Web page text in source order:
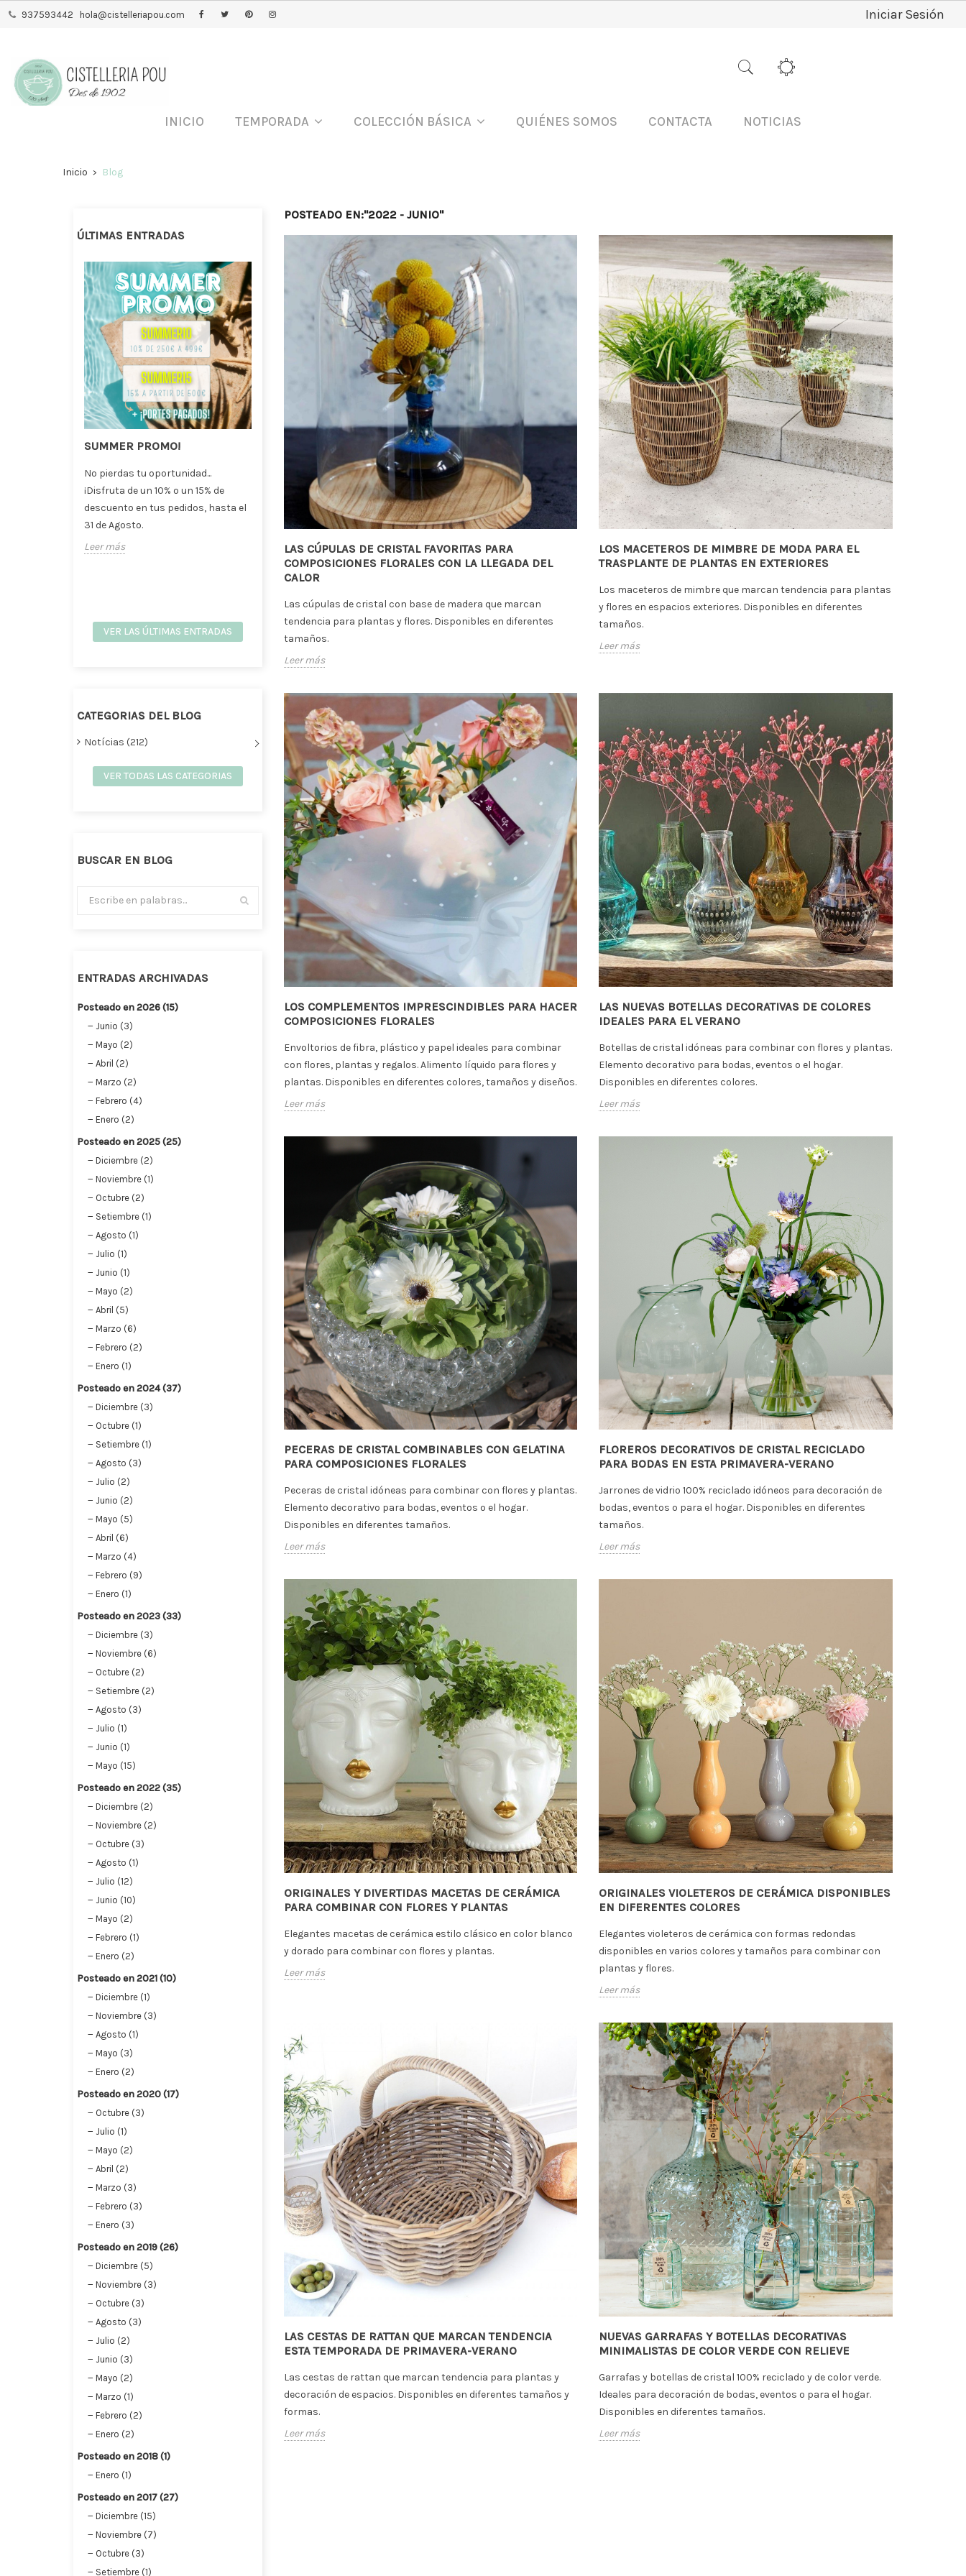
937593442 hola@cistelleriapou.com Iniciar Sesión
INICIO TEMPORADA COLECCIÓN BÁSICA QUIÉNES SOMOS CONTACTA NOTICIAS
Inicio Blog
ÚLTIMAS ENTRADAS
SUMMER PROMO!
No pierdas tu oportunidad...
¡Disfruta de un 10% o un 15% de
descuento en tus pedidos, hasta el
31 de Agosto.
Leer más
Jarrón de Cerámica para
floristería. La Elegancia
Natural que Marca Tendencia
La decoración inspirada en la
naturaleza continúa siendo una de
interiorismo, y este...
Leer más
KENZAN o ARO FAKIR: LA BASE
PERFECTA PARA ARREGLOS
FLORALES ELEGANTES
El kenzan o aro fakir podrás crear
hermosos , ligeros y singulares
flores, ramitas y...
Proveedor Maceta de
terracota toscana para
floristería
Con un encanto rústico innegable,
la maceta de terracota toscana
tanto a...
VER LAS ÚLTIMAS ENTRADAS
CATEGORIAS DEL BLOG
Notícias (212)
VER TODAS LAS CATEGORIAS
BUSCAR EN BLOG
ENTRADAS ARCHIVADAS
Posteado en 2026 (15)
Junio (3)
Mayo (2)
Abril (2)
Marzo (2)
Febrero (4)
Enero (2)
Posteado en 2025 (25)
Diciembre (2)
Noviembre (1)
Octubre (2)
Setiembre (1)
Agosto (1)
Julio (1)
Junio (1)
Mayo (2)
Abril (5)
Marzo (6)
Febrero (2)
Enero (1)
Posteado en 2024 (37)
Diciembre (3)
Octubre (1)
Setiembre (1)
Agosto (3)
Julio (2)
Junio (2)
Mayo (5)
Abril (6)
Marzo (4)
Febrero (9)
Enero (1)
Posteado en 2023 (33)
Diciembre (3)
Noviembre (6)
Octubre (2)
Setiembre (2)
Agosto (3)
Julio (1)
Junio (1)
Mayo (15)
Posteado en 2022 (35)
Diciembre (2)
Noviembre (2)
Octubre (3)
Agosto (1)
Julio (12)
Junio (10)
Mayo (2)
Febrero (1)
Enero (2)
Posteado en 2021 (10)
Diciembre (1)
Noviembre (3)
Agosto (1)
Mayo (3)
Enero (2)
Posteado en 2020 (17)
Octubre (3)
Julio (1)
Mayo (2)
Abril (2)
Marzo (3)
Febrero (3)
Enero (3)
Posteado en 2019 (26)
Diciembre (5)
Noviembre (3)
Octubre (3)
Agosto (3)
Julio (2)
Junio (3)
Mayo (2)
Marzo (1)
Febrero (2)
Enero (2)
Posteado en 2018 (1)
Enero (1)
Posteado en 2017 (27)
Diciembre (15)
Noviembre (7)
Octubre (3)
Setiembre (1)
POSTEADO EN:"2022 - JUNIO"
LAS CÚPULAS DE CRISTAL FAVORITAS PARA
COMPOSICIONES FLORALES CON LA LLEGADA DEL
CALOR
Las cúpulas de cristal con base de madera que marcan
tendencia para plantas y flores. Disponibles en diferentes
tamaños.
Leer más
LOS MACETEROS DE MIMBRE DE MODA PARA EL
TRASPLANTE DE PLANTAS EN EXTERIORES
Los maceteros de mimbre que marcan tendencia para plantas
y flores en espacios exteriores. Disponibles en diferentes
tamaños.
Leer más
LOS COMPLEMENTOS IMPRESCINDIBLES PARA HACER
COMPOSICIONES FLORALES
Envoltorios de fibra, plástico y papel ideales para combinar
con flores, plantas y regalos. Alimento líquido para flores y
plantas. Disponibles en diferentes colores, tamaños y diseños.
Leer más
LAS NUEVAS BOTELLAS DECORATIVAS DE COLORES
IDEALES PARA EL VERANO
Botellas de cristal idóneas para combinar con flores y plantas.
Elemento decorativo para bodas, eventos o el hogar.
Disponibles en diferentes colores.
Leer más
PECERAS DE CRISTAL COMBINABLES CON GELATINA
PARA COMPOSICIONES FLORALES
Peceras de cristal idóneas para combinar con flores y plantas.
Elemento decorativo para bodas, eventos o el hogar.
Disponibles en diferentes tamaños.
Leer más
FLOREROS DECORATIVOS DE CRISTAL RECICLADO
PARA BODAS EN ESTA PRIMAVERA-VERANO
Jarrones de vidrio 100% reciclado idóneos para decoración de
bodas, eventos o para el hogar. Disponibles en diferentes
tamaños.
Leer más
ORIGINALES Y DIVERTIDAS MACETAS DE CERÁMICA
PARA COMBINAR CON FLORES Y PLANTAS
Elegantes macetas de cerámica estilo clásico en color blanco
y dorado para combinar con flores y plantas.
Leer más
ORIGINALES VIOLETEROS DE CERÁMICA DISPONIBLES
EN DIFERENTES COLORES
Elegantes violeteros de cerámica con formas redondas
disponibles en varios colores y tamaños para combinar con
plantas y flores.
Leer más
LAS CESTAS DE RATTAN QUE MARCAN TENDENCIA
ESTA TEMPORADA DE PRIMAVERA-VERANO
Las cestas de rattan que marcan tendencia para plantas y
decoración de espacios. Disponibles en diferentes tamaños y
formas.
Leer más
NUEVAS GARRAFAS Y BOTELLAS DECORATIVAS
MINIMALISTAS DE COLOR VERDE CON RELIEVE
Garrafas y botellas de cristal 100% reciclado y de color verde.
Ideales para decoración de bodas, eventos o para el hogar.
Disponibles en diferentes tamaños.
Leer más